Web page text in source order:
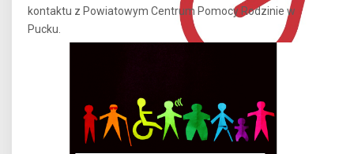
kontaktu z Powiatowym Centrum Pomocy Rodzinie w
Pucku.